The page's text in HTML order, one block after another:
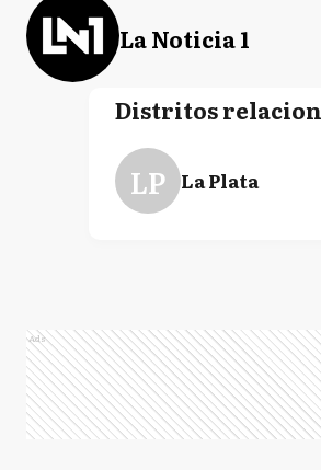
La Noticia 1
Distritos
LP La Plata
Ads